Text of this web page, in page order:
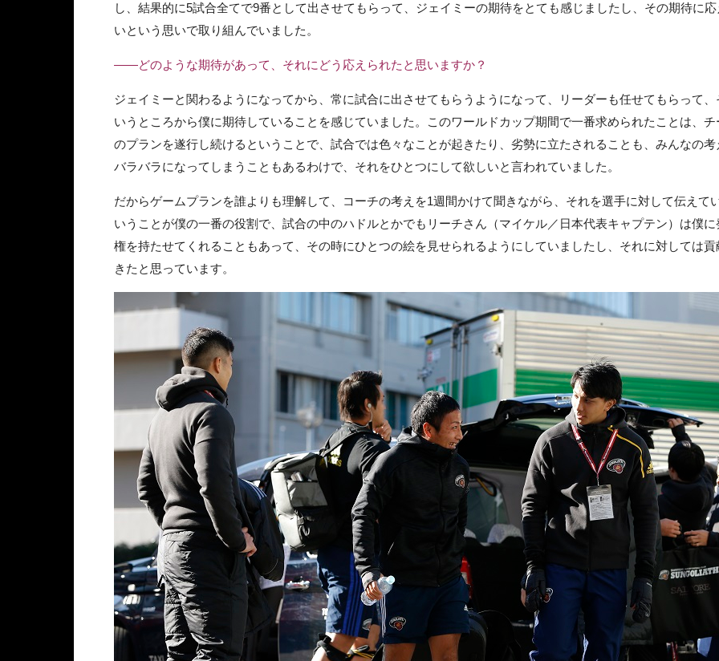
し、結果的に5試合全てで9番として出させてもらって、ジェイミーの期待をとても感じましたし、その期待に
いという思いで取り組んでいました。
――どのような期待があって、それにどう応えられたと思いますか？
ジェイミーと関わるようになってから、常に試合に出させてもらうようになって、リーダーも任せてもらって、
いうところから僕に期待していることを感じていました。このワールドカップ期間で一番求められたことは、チ
のプランを遂行し続けるということで、試合では色々なことが起きたり、劣勢に立たされることも、みんなの考
バラバラになってしまうこともあるわけで、それをひとつにして欲しいと言われていました。
だからゲームプランを誰よりも理解して、コーチの考えを1週間かけて聞きながら、それを選手に対して伝えて
いうことが僕の一番の役割で、試合の中のハドルとかでもリーチさん（マイケル／日本代表キャプテン）は僕に
権を持たせてくれることもあって、その時にひとつの絵を見せられるようにしていましたし、それに対しては貢
きたと思っています。